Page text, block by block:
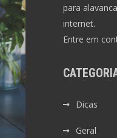
para
internet.
Entre em
Dicas
Geral